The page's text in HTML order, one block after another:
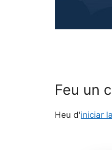
Feu un
Heu d'iniciar